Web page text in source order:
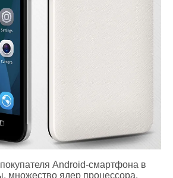
Android-смартфона в
множество ядер процессора,